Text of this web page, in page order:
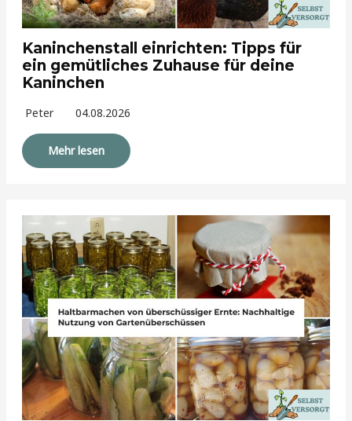
Kaninchenstall einrichten: Tipps für
ein gemütliches Zuhause für deine
Kaninchen
Peter 04.08.2026
Mehr lesen